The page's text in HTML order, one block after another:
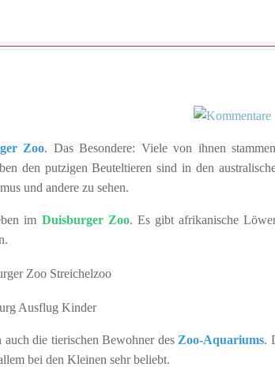
Zoo. Das Besondere: Viele von ihnen
den putzigen Beuteltieren sind in den
und andere zu sehen.
im Duisburger Zoo. Es gibt afrikanische
die tierischen Bewohner des Zoo-Aquariums.
bei den Kleinen sehr beliebt.